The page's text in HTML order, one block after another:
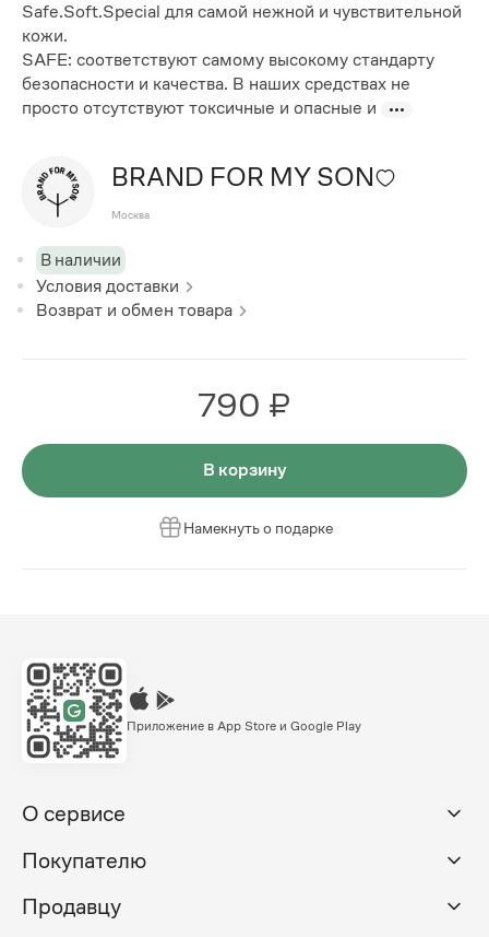
Safe.Soft.Special для самой нежной и чувствительной
кожи.
SAFE: соответствуют самому высокому стандарту
безопасности и качества. В наших средствах не
просто отсутствуют токсичные и опасные и
BRAND FOR MY SON
Москва
В наличии
Условия доставки
Возврат и обмен товара
790 ₽
В корзину
Намекнуть о подарке
Приложение в App Store и Google Play
О сервисе
Покупателю
Продавцу